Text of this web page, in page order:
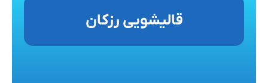
قالیشویی رزکان